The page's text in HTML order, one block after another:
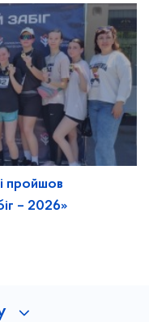
пройшов
– 2026»